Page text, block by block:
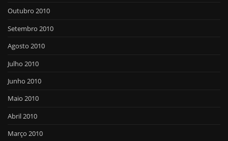
Outubro 2010
Setembro 2010
Agosto 2010
Julho 2010
Junho 2010
Maio 2010
Abril 2010
Março 2010